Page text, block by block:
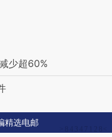
少超60%
精选电邮